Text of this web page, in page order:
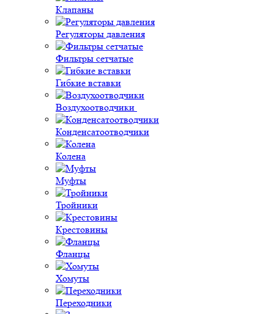
Клапаны
Регуляторы давления
Фильтры сетчатые
Гибкие вставки
Воздухоотводчики
Конденсатоотводчики
Колена
Муфты
Тройники
Крестовины
Фланцы
Хомуты
Переходники